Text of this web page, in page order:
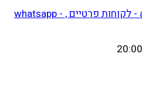
anakdeal@gmail.com - לקוחות פרטיים , whatsapp -